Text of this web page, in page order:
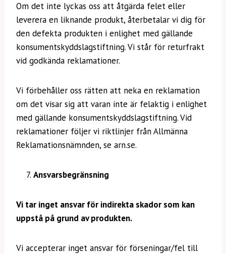
Om det inte lyckas oss att åtgärda felet eller
leverera en liknande produkt, återbetalar vi dig för
den defekta produkten i enlighet med gällande
konsumentskyddslagstiftning. Vi står för returfrakt
vid godkända reklamationer.
Vi förbehåller oss rätten att neka en reklamation
om det visar sig att varan inte är felaktig i enlighet
med gällande konsumentskyddslagstiftning. Vid
reklamationer följer vi riktlinjer från Allmänna
Reklamationsnämnden, se arn.se.
Ansvarsbegränsning
Vi tar inget ansvar för indirekta skador som kan
uppstå på grund av produkten.
Vi accepterar inget ansvar för förseningar/fel till